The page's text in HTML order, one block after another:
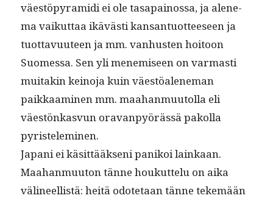
väestöpyra­mi­di ei ole tas­apain­os­sa, ja alen­e­
ma vaikut­taa ikävästi kansan­tuot­teeseen ja
tuot­tavu­u­teen ja mm. van­hus­ten hoitoon
Suomes­sa. Sen yli men­e­miseen on var­masti
muitakin keino­ja kuin väestöalen­e­man
paikkaami­nen mm. maa­han­muu­tol­la eli
väestönkasvun ora­van­pyörässä pakol­la
pyristeleminen.
Japani ei käsit­tääk­seni panikoi lainkaan.
Maa­han­muu­ton tänne houkut­telu on aika
väli­neel­listä: heitä odote­taan tänne tekemään